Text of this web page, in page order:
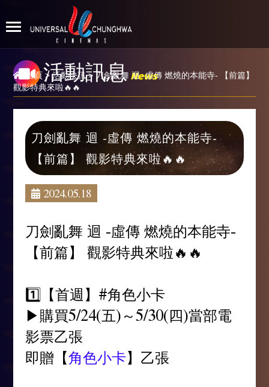
活動訊息News
首頁 >活動快訊> 刀劍亂舞 迴 -虛傳 燃燒的本能寺- 【前篇】
觀影特典來啦🔥🔥
刀劍亂舞 迴 -虛傳 燃燒的本能寺-
【前篇】 觀影特典來啦🔥🔥
2024.05.18
刀劍亂舞 迴 -虛傳 燃燒的本能寺-
【前篇】 觀影特典來啦🔥🔥
1️⃣【首週】#角色小卡
▶購買5/24(五)～5/30(四)當部電
影票乙張
即贈【角色小卡】乙張